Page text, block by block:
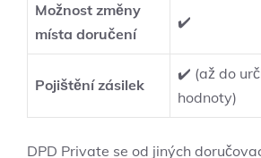
Možnost změny
místa doručení
✔️
Pojištění zásilek
✔️ (až do
hodnoty)
DPD Private se od jiných